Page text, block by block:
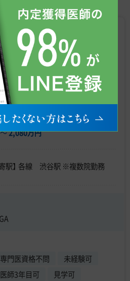
【渋谷／年収 2000万円台】男性向け
医療脱毛／転科歓迎／週4日～OK／
自由診療未経験の医師も大歓迎《ゴ
リラクリニック 渋谷院》
〜2,080万円
駅】 各線 渋谷駅 ※複数院勤務
専門医資格不問
未経験可
医師3年目可
見学可